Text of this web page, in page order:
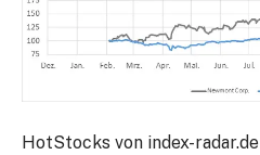
HotStocks von index-radar.de